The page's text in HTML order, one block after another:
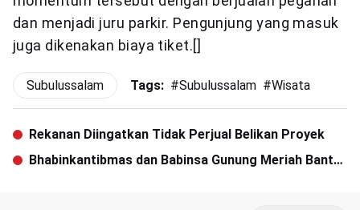
dan menjadi juru parkir. Pengunjung yang masuk
juga dikenakan biaya tiket.[]
Subulussalam Tags: #Subulussalam #Wisata
Rekanan Diingatkan Tidak Perjual Belikan Proyek
Bhabinkantibmas dan Babinsa Gunung Meriah Bantu